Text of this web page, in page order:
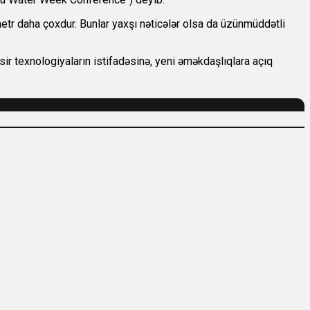
daha çoxdur. Bunlar yaxşı nəticələr olsa da üzünmüddətli
texnologiyaların istifadəsinə, yeni əməkdaşlıqlara açıq